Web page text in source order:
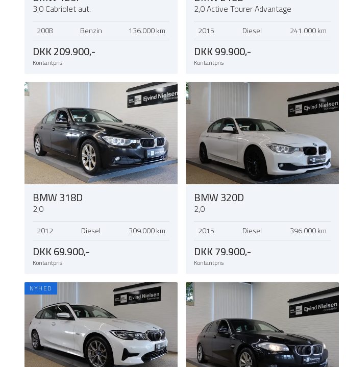
3,0 Cabriolet aut.
2008 Benzin 136.000 km
DKK 209.900,-
Kontantpris
2,0 Active Tourer Advantage
2015 Diesel 241.000 km
DKK 99.900,-
Kontantpris
BMW 318D
2,0
2012 Diesel 309.000 km
DKK 69.900,-
Kontantpris
BMW 320D
2,0
2015 Diesel 396.000 km
DKK 79.900,-
Kontantpris
NYHED